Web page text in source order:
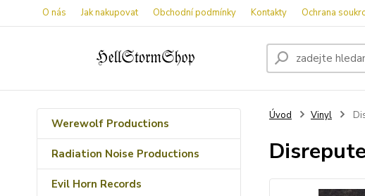
O nás Jak nakupovat Obchodní podmínky Kontakty Ochrana
Werewolf Productions
Radiation Noise Productions
Evil Horn Records
Úvod Vinyl